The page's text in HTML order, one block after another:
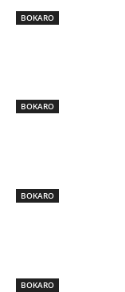
BOKARO
BOKARO
BOKARO
BOKARO